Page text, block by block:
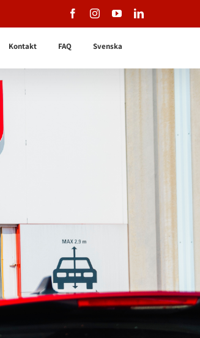
FacebookInstagramYouTubeLinkedIn
Kontakt FAQ Svenska